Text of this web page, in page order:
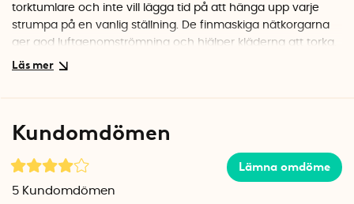
torktumlare och inte vill lägga tid på att hänga upp varje
strumpa på en vanlig ställning. De finmaskiga nätkorgarna
ger god luftgenomströmning och hjälper kläderna att torka.
Du kan även hänga strumpor och underkläder över
Torkställningen kan enkelt hängas upp på en klädeslina,
belastning.
Kundomdömen
Lämna omdöme
5 Kundomdömen